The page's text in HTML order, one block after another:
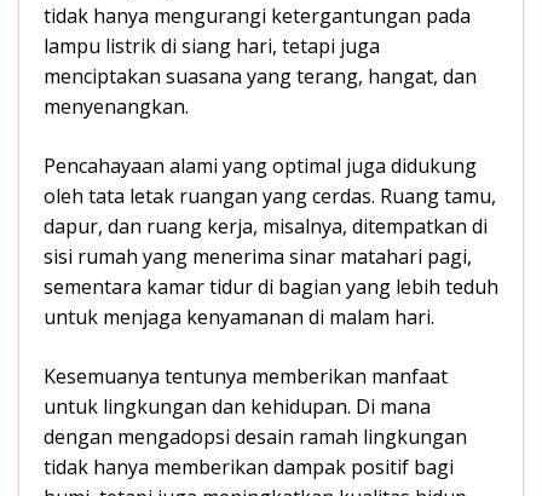
tidak hanya mengurangi ketergantungan pada
lampu listrik di siang hari, tetapi juga
menciptakan suasana yang terang, hangat, dan
menyenangkan.
Pencahayaan alami yang optimal juga didukung
oleh tata letak ruangan yang cerdas. Ruang tamu,
dapur, dan ruang kerja, misalnya, ditempatkan di
sisi rumah yang menerima sinar matahari pagi,
sementara kamar tidur di bagian yang lebih teduh
untuk menjaga kenyamanan di malam hari.
Kesemuanya tentunya memberikan manfaat
untuk lingkungan dan kehidupan. Di mana
dengan mengadopsi desain ramah lingkungan
tidak hanya memberikan dampak positif bagi